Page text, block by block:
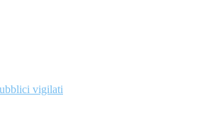
vigilati